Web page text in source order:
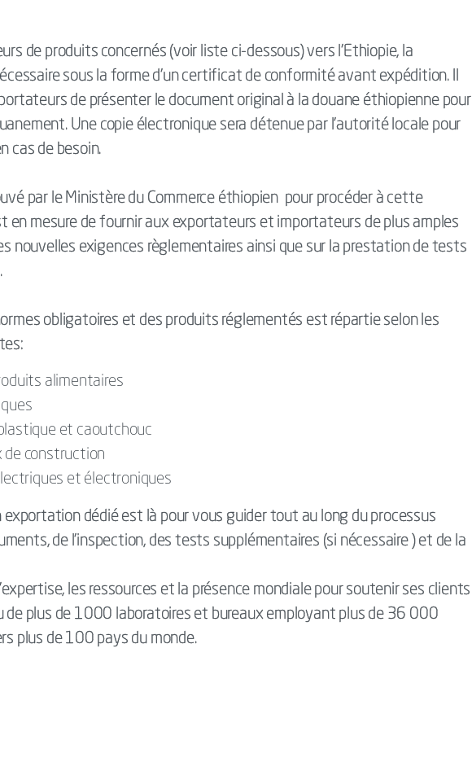
de produits concernés (voir liste ci-dessous) vers l'Ethiopie, la
sous la forme d'un certificat de conformité avant expédition. Il
de présenter le document original à la douane éthiopienne pour
Une copie électronique sera détenue par l'autorité locale pour
cas de besoin.
par le Ministère du Commerce éthiopien pour procéder à cette
en mesure de fournir aux exportateurs et importateurs de plus amples
nouvelles exigences règlementaires ainsi que sur la prestation de tests
obligatoires et des produits réglementés est répartie selon les
alimentaires
et caoutchouc
de construction
et électroniques
exportation dédié est là pour vous guider tout au long du processus
de l'inspection, des tests supplémentaires (si nécessaire ) et de la
les ressources et la présence mondiale pour soutenir ses clients
de plus de 1000 laboratoires et bureaux employant plus de 36 000
plus de 100 pays du monde.